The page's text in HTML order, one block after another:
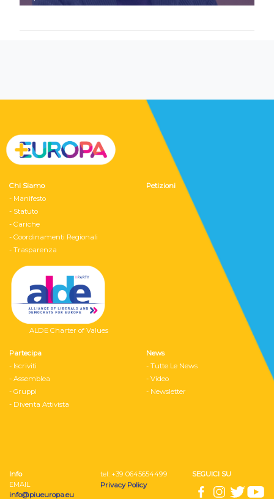
Chi Siamo
- Manifesto
- Statuto
- Cariche
- Coordinamenti Regionali
- Trasparenza
ALDE Charter of Values
Petizioni
Partecipa
- Iscriviti
- Assemblea
- Gruppi
- Diventa Attivista
News
- Tutte Le News
- Video
- Newsletter
Info
EMAIL
info@piueuropa.eu
tel: ‭+39 0645654499
Privacy Policy
SEGUICI SU